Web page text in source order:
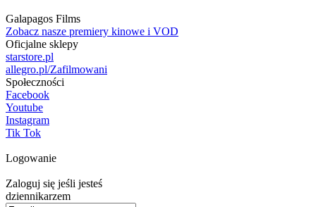
Galapagos Films
Zobacz nasze premiery kinowe i VOD
Oficjalne sklepy
starstore.pl
allegro.pl/Zafilmowani
Społeczności
Facebook
Youtube
Instagram
Tik Tok
Logowanie
Zaloguj się jeśli jesteś
dziennikarzem